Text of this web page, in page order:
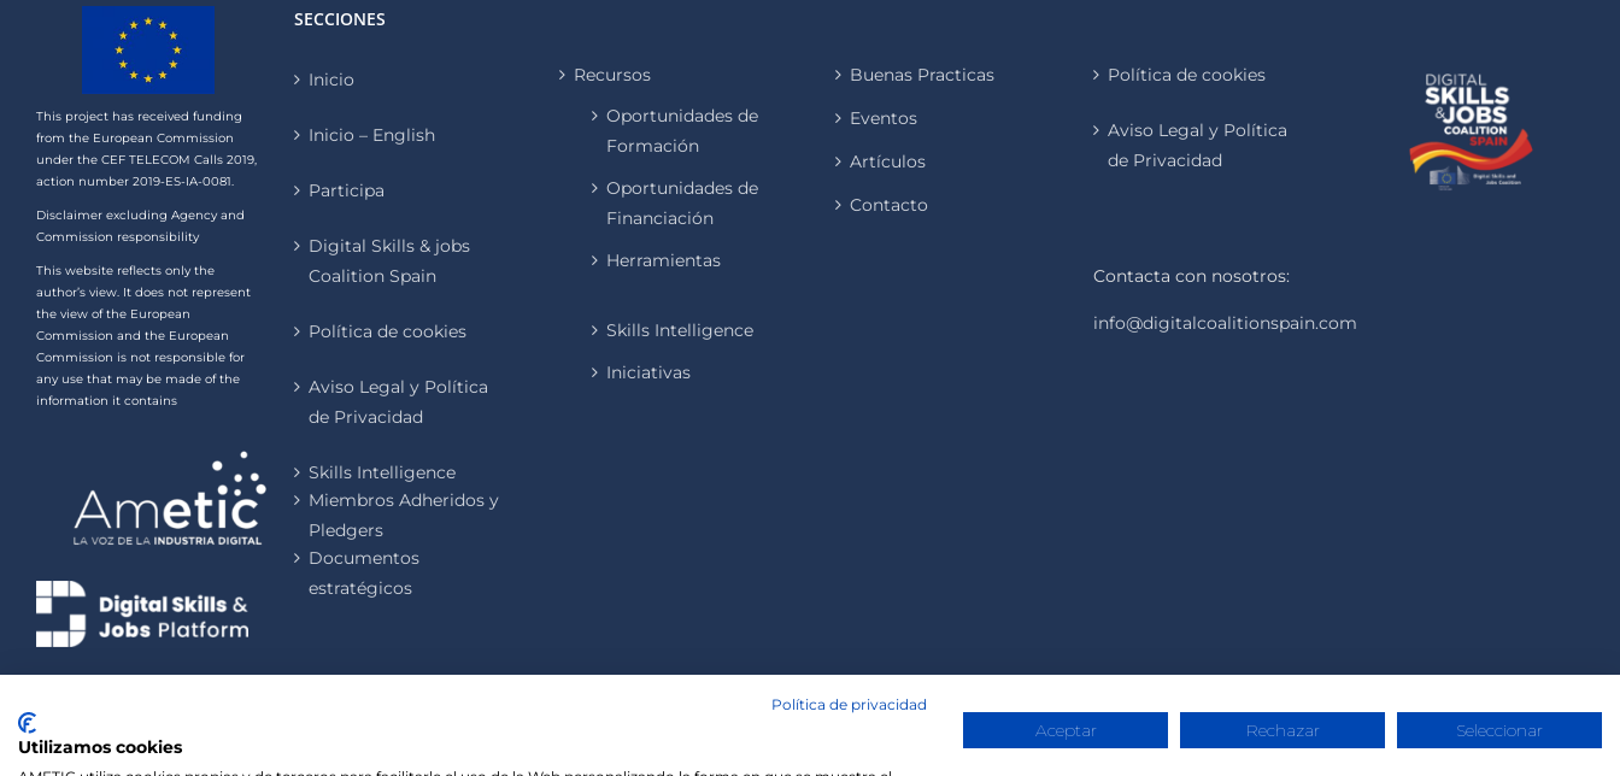
This project has received funding
from the European Commission
under the CEF TELECOM Calls 2019,
action number 2019-ES-IA-0081.
Disclaimer excluding Agency and
Commission responsibility
This website reflects only the
author’s view. It does not represent
the view of the European
Commission and the European
Commission is not responsible for
any use that may be made of the
information it contains
SECCIONES
Inicio
Inicio – English
Participa
Digital Skills & jobs
Coalition Spain
Política de cookies
Aviso Legal y Política
de Privacidad
Skills Intelligence
Miembros Adheridos y
Pledgers
Documentos
estratégicos
Recursos
Oportunidades de
Formación
Oportunidades de
Financiación
Herramientas
Skills Intelligence
Iniciativas
Buenas Practicas
Eventos
Artículos
Contacto
Política de cookies
Aviso Legal y Política
de Privacidad
Contacta con nosotros:
info@digitalcoalitionspain.com
Política de privacidad
Utilizamos cookies
Aceptar Rechazar Seleccionar